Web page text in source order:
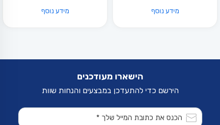
מידע נוסף מידע נוסף
הישארו מעודכנים
הירשם כדי להתעדכן במבצעים והנחות שוות